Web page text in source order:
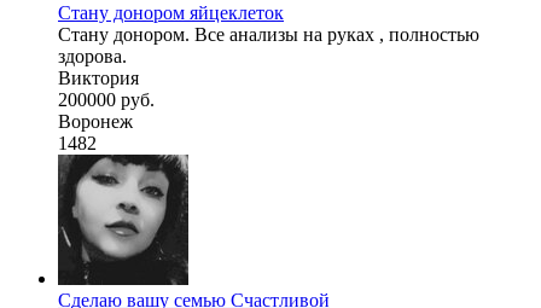
Стану донором яйцеклеток
Стану донором. Все анализы на руках , полностью
здорова.
Виктория
200000 руб.
Воронеж
1482
Сделаю вашу семью Счастливой